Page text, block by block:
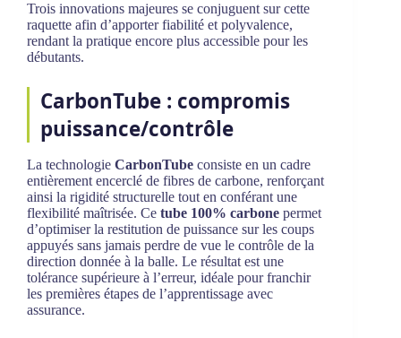
Trois innovations majeures se conjuguent sur cette
raquette afin d’apporter fiabilité et polyvalence,
rendant la pratique encore plus accessible pour les
débutants.
CarbonTube : compromis
puissance/contrôle
La technologie CarbonTube consiste en un cadre
entièrement encerclé de fibres de carbone, renforçant
ainsi la rigidité structurelle tout en conférant une
flexibilité maîtrisée. Ce tube 100% carbone permet
d’optimiser la restitution de puissance sur les coups
appuyés sans jamais perdre de vue le contrôle de la
direction donnée à la balle. Le résultat est une
tolérance supérieure à l’erreur, idéale pour franchir
les premières étapes de l’apprentissage avec
assurance.